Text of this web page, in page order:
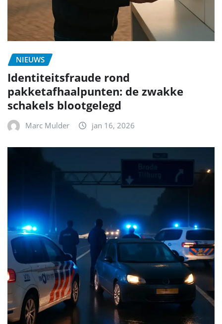
NIEUWS
Identiteitsfraude rond
pakketafhaalpunten: de zwakke
schakels blootgelegd
Marc Mulder jan 16, 2026